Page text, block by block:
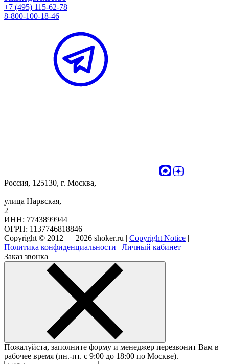
+7 (495) 115-62-78
8-800-100-18-46
Россия, 125130, г. Москва,
улица Нарвская,
2
ИНН: 7743899944
ОГРН: 1137746818846
Copyright © 2012 — 2026 shoker.ru | Copyright Notice |
Политика конфиденциальности | Личный кабинет
Заказ звонка
Пожалуйста, заполните форму и менеджер перезвонит Вам в
рабочее время (пн.-пт. с 9:00 до 18:00 по Москве).